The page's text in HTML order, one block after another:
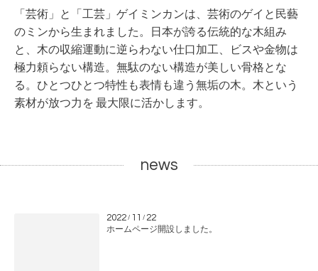
「芸術」と「工芸」 ゲイミンカンは、芸術のゲイと民藝
のミンから生まれました。
日本が誇る伝統的な木組み
と、木の収縮運動に逆らわない仕口加工、
ビスや金物は
極力頼らない構造。無駄のない構造が美しい骨格とな
る。 ひとつひとつ特性も表情も違う無垢の木。木という
素材が放つ力を 最大限に活かします。
news
2022 / 11 / 22
ホームページ開設しました。